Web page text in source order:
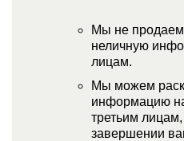
Мы не
неличную
лицам.
Мы можем
информацию
третьим
завершении